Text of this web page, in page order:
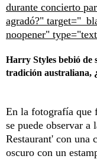
durante concierto
agradó?"
noopener"
Harry Styles bebió de
tradición australiana,
En la fotografía que
se puede observar
Restaurant' con una
oscuro con un